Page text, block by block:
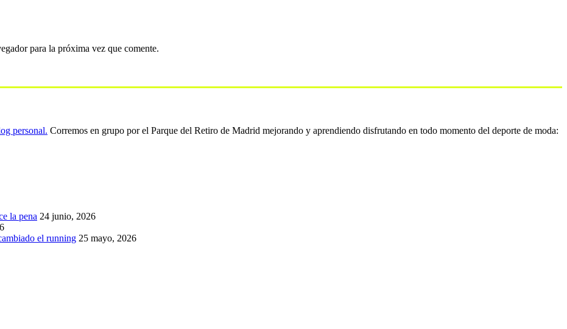
para la próxima vez que comente.
personal. Corremos en grupo por el Parque del Retiro de Madrid mejorando y aprendiendo disfrutando en todo momento del deporte de moda:
la pena 24 junio, 2026
el running 25 mayo, 2026